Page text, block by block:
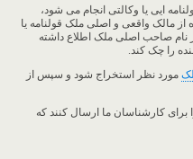
ایی یا وکالتی انجام می شود،
از مالک واقعی و اصلی ملک قولنامه یا
نام صاحب اصلی ملک اطلاع داشته
را چک کند.
مورد نظر استخراج شود و سپس از
برای کارشناسان ما ارسال کنند که